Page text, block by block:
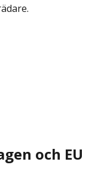
och EU